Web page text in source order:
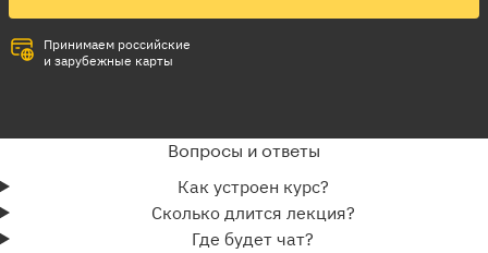
Принимаем российские
и зарубежные карты
Вопросы и ответы
Как устроен курс?
Сколько длится лекция?
Где будет чат?